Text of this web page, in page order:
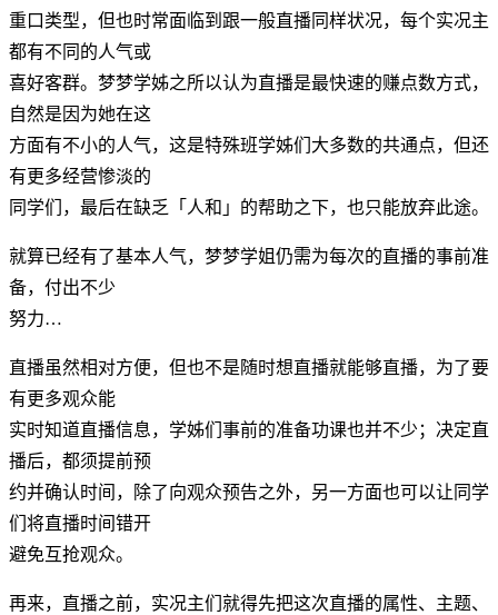
重口类型，但也时常面临到跟一般直播同样状况，每个实况主
都有不同的人气或
喜好客群。梦梦学姊之所以认为直播是最快速的赚点数方式，
自然是因为她在这
方面有不小的人气，这是特殊班学姊们大多数的共通点，但还
有更多经营惨淡的
同学们，最后在缺乏「人和」的帮助之下，也只能放弃此途。
就算已经有了基本人气，梦梦学姐仍需为每次的直播的事前准
备，付出不少
努力…
直播虽然相对方便，但也不是随时想直播就能够直播，为了要
有更多观众能
实时知道直播信息，学姊们事前的准备功课也并不少；决定直
播后，都须提前预
约并确认时间，除了向观众预告之外，另一方面也可以让同学
们将直播时间错开
避免互抢观众。
再来，直播之前，实况主们就得先把这次直播的属性、主题、